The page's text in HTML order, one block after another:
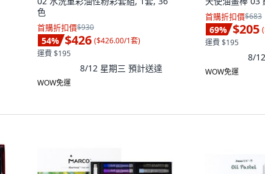
色
首購折扣價$930
54% $426 ($426.00/1套)
運費 $195
8/12 星期三 預計送達
WOW免運
首購折扣價$683
69% $205 (
運費 $195
8/
WOW免運